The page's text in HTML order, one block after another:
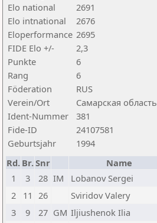
Elo national
2691
Elo intnational
2676
Eloperformance 2695
FIDE Elo +/-
2,3
Punkte
6
Rang
6
Föderation
RUS
Verein/Ort
Самарская область
Ident-Nummer
381
Fide-ID
24107581
Geburtsjahr
1994
Rd. Br.Snr Name
1
3 28 IM Lobanov Sergei
2
11 26 Sviridov Valery
3
9 27 GM Iljiushenok Ilia